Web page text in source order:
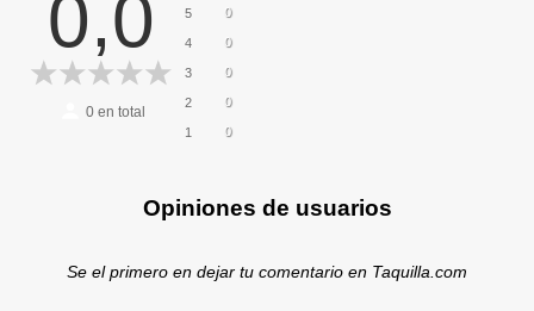
0,0
0en total
5 0
4 0
3 0
2 0
1 0
Opiniones de usuarios
Se el primero en dejar tu comentario en Taquilla.com